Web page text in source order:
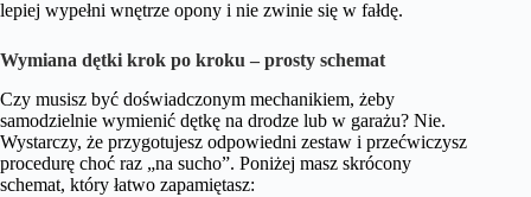
lepiej wypełni wnętrze opony i nie zwinie się w fałdę.
Wymiana dętki krok po kroku – prosty schemat
Czy musisz być doświadczonym mechanikiem, żeby
samodzielnie wymienić dętkę na drodze lub w garażu? Nie.
Wystarczy, że przygotujesz odpowiedni zestaw i przećwiczysz
procedurę choć raz „na sucho”. Poniżej masz skrócony
schemat, który łatwo zapamiętasz: